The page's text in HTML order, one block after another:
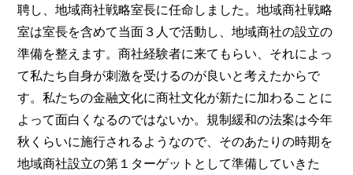
聘し、地域商社戦略室長に任命しました。地域商社戦略
室は室長を含めて当面３人で活動し、地域商社の設立の
準備を整えます。商社経験者に来てもらい、それによっ
て私たち自身が刺激を受けるのが良いと考えたからで
す。私たちの金融文化に商社文化が新たに加わることに
よって面白くなるのではないか。規制緩和の法案は今年
秋くらいに施行されるようなので、そのあたりの時期を
地域商社設立の第１ターゲットとして準備していきた